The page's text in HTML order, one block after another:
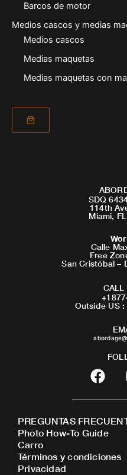
Barcos de motor
Medios cascos y medias
Medios cascos
Medias maquetas
Medias maquetas con
SDQ
114th
Miami,
Calle
Free
San Cristóbal –
CALL
Outside US
F
a
c
b
o
o
PREGUNTAS
Photo How-To Guide
Carro
Términos y condiciones
Privacidad